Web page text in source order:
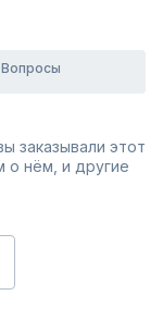
Вопросы
заказывали этот
о нём, и другие